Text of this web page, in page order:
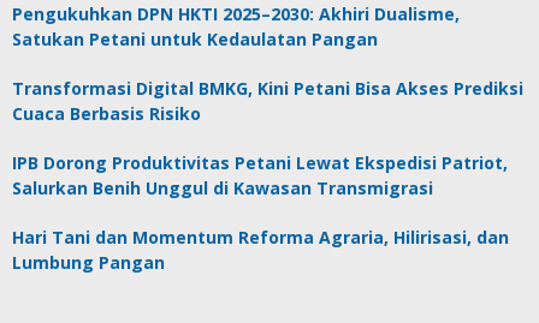
Pengukuhkan DPN HKTI 2025–2030: Akhiri Dualisme,
Satukan Petani untuk Kedaulatan Pangan
Transformasi Digital BMKG, Kini Petani Bisa Akses Prediksi
Cuaca Berbasis Risiko
IPB Dorong Produktivitas Petani Lewat Ekspedisi Patriot,
Salurkan Benih Unggul di Kawasan Transmigrasi
Hari Tani dan Momentum Reforma Agraria, Hilirisasi, dan
Lumbung Pangan